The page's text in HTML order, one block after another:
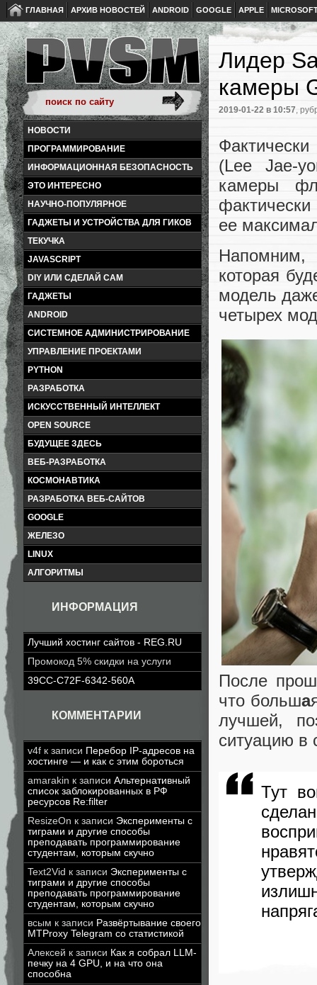
ГЛАВНАЯ АРХИВ НОВОСТЕЙ ANDROID GOOGLE APPLE
НОВОСТИ
ПРОГРАММИРОВАНИЕ
ИНФОРМАЦИОННАЯ БЕЗОПАСНОСТЬ
ЭТО ИНТЕРЕСНО
НАУЧНО-ПОПУЛЯРНОЕ
ГАДЖЕТЫ И УСТРОЙСТВА ДЛЯ ГИКОВ
ТЕКУЧКА
JAVASCRIPT
DIY ИЛИ СДЕЛАЙ САМ
ГАДЖЕТЫ
ANDROID
СИСТЕМНОЕ АДМИНИСТРИРОВАНИЕ
УПРАВЛЕНИЕ ПРОЕКТАМИ
PYTHON
РАЗРАБОТКА
ИСКУССТВЕННЫЙ ИНТЕЛЛЕКТ
OPEN SOURCE
БУДУЩЕЕ ЗДЕСЬ
ВЕБ-РАЗРАБОТКА
КОСМОНАВТИКА
РАЗРАБОТКА ВЕБ-САЙТОВ
GOOGLE
ЖЕЛЕЗО
LINUX
АЛГОРИТМЫ
ИНФОРМАЦИЯ
Лучший хостинг сайтов - REG.RU
Промокод 5% скидки на услуги
39CC-C72F-6342-560A
КОММЕНТАРИИ
v4f к записи Перебор IP-адресов на
хостинге — и как с этим бороться
amarakin к записи Альтернативный
список заблокированных в РФ
ресурсов Re:filter
ResizeOn к записи Эксперименты с
тиграми и другие способы
преподавать программирование
студентам, которым скучно
Text2Vid к записи Эксперименты с
тиграми и другие способы
преподавать программирование
студентам, которым скучно
всым к записи Развёртывание своего
MTProxy Telegram со статистикой
Алексей к записи Как я собрал LLM-
печку на 4 GPU, и на что она
способна
Лидер
камеры
2019-01-22 в 10:57,
(Lee Jae-
камеры
ее
Напомним,
которая
модель
четырех
После
что больша
лучшей,
ситуацию в
Тут